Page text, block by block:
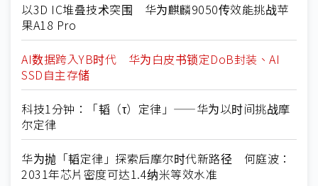
以3D IC堆叠技术突围 华为麒麟9050传效能挑战苹
果A18 Pro
AI数据跨入YB时代 华为白皮书锁定DoB封装、AI
SSD自主存储
科技1分钟：「韬（τ）定律」——华为以时间挑战摩
尔定律
华为抛「韬定律」探索后摩尔时代新路径 何庭波：
2031年芯片密度可达1.4纳米等效水准